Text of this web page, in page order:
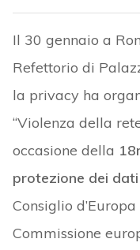
Il 30 gennaio a
Refettorio di
la privacy ha
“Violenza della
occasione della
protezione dei
Consiglio
Commissione